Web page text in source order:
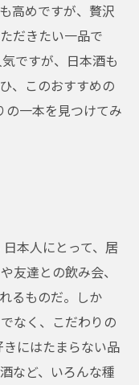
高めですが、贅沢
だきたい一品で
ですが、日本酒も
、このおすすめの
の一本を見つけてみ
本人にとって、居
友達との飲み会、
るものだ。しか
なく、こだわりの
にはたまらない品
など、いろんな種